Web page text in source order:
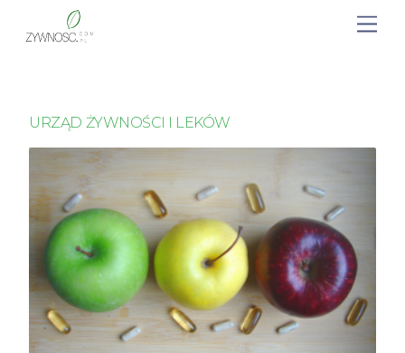
URZĄD ŻYWNOŚCI I LEKÓW